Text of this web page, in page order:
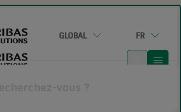
GLOBAL FR
DANS LES ÉQUIPEMENTS